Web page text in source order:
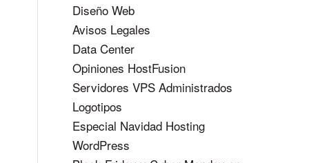
Diseño Web
Avisos Legales
Data Center
Opiniones HostFusion
Servidores VPS Administrados
Logotipos
Especial Navidad Hosting
WordPress